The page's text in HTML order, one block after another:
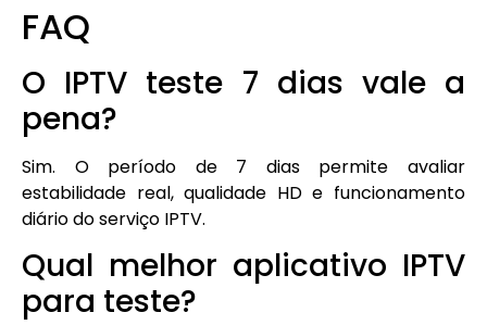
FAQ
O IPTV teste 7 dias vale a
pena?
Sim. O período de 7 dias permite avaliar
estabilidade real, qualidade HD e funcionamento
diário do serviço IPTV.
Qual melhor aplicativo IPTV
para teste?